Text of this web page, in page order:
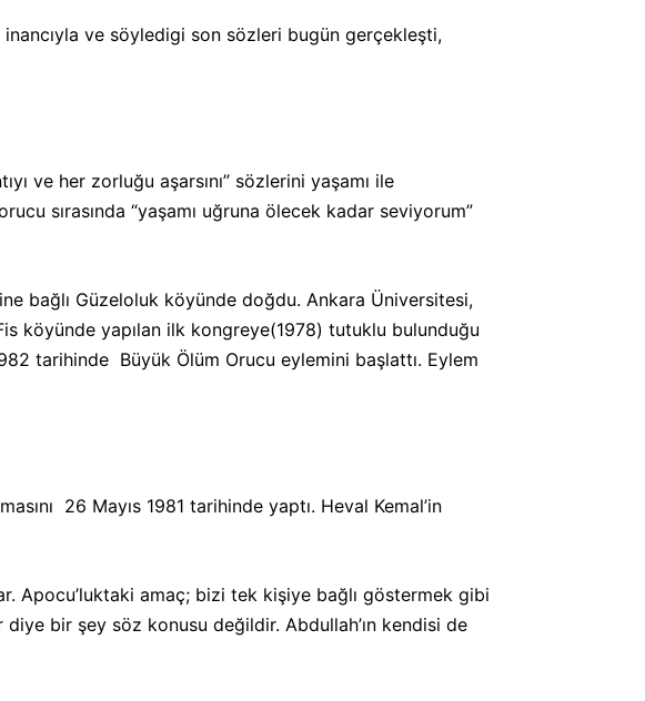
ve söyledigi son sözleri bugün gerçekleşti,
ve her zorluğu aşarsını” sözlerini yaşamı ile
sırasında “yaşamı uğruna ölecek kadar seviyorum”
bağlı Güzeloluk köyünde doğdu. Ankara Üniversitesi,
köyünde yapılan ilk kongreye(1978) tutuklu bulunduğu
tarihinde Büyük Ölüm Orucu eylemini başlattı. Eylem
26 Mayıs 1981 tarihinde yaptı. Heval Kemal’in
Apocu’luktaki amaç; bizi tek kişiye bağlı göstermek gibi
bir şey söz konusu değildir. Abdullah’ın kendisi de